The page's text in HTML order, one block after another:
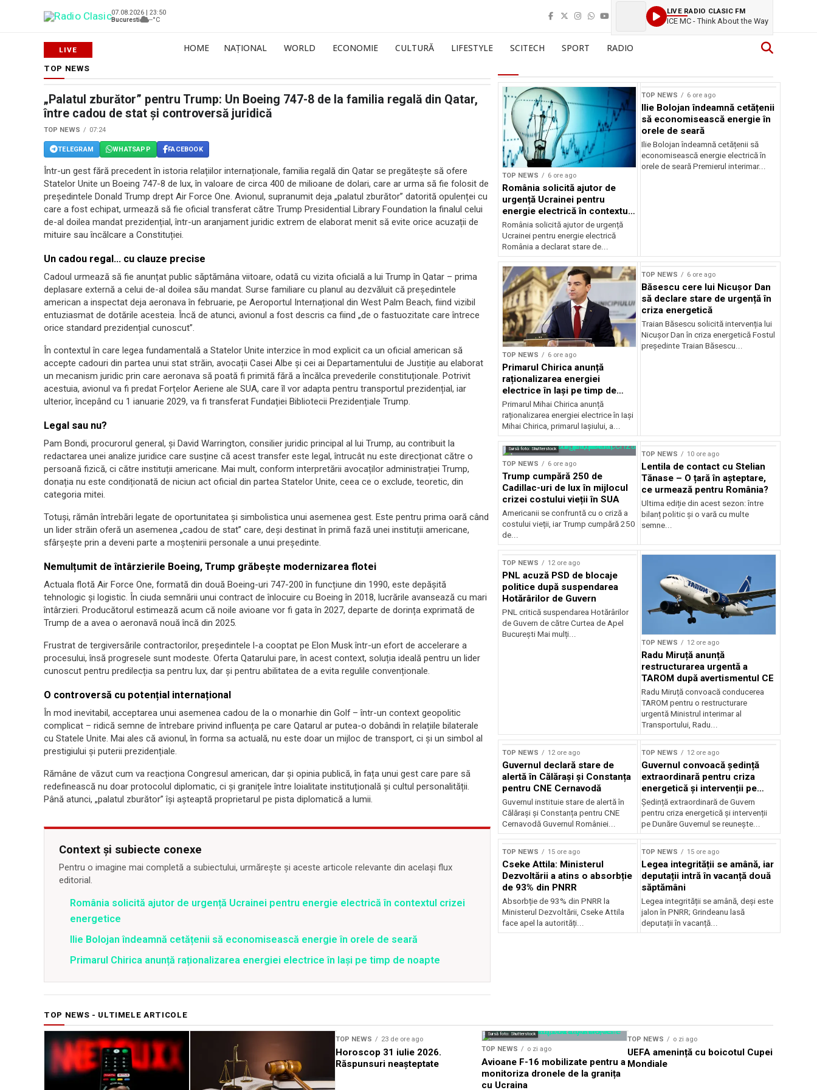
07.08.2026 | 23:50
Bucuresti
--°C
LIVE RADIO CLASIC FM
ICE MC - Think About the Way
HOME NAȚIONAL WORLD ECONOMIE CULTURĂ LIFESTYLE SCITECH SPORT RADIO
TOP NEWS
„Palatul zburător” pentru Trump: Un Boeing 747-8 de la familia regală din Qatar,
între cadou de stat și controversă juridică
TOP NEWS 07:24
TELEGRAM WHATSAPP FACEBOOK
Într-un gest fără precedent în istoria relațiilor internaționale, familia regală din Qatar se pregătește să ofere
Statelor Unite un Boeing 747-8 de lux, în valoare de circa 400 de milioane de dolari, care ar urma să fie folosit de
președintele Donald Trump drept Air Force One. Avionul, supranumit deja „palatul zburător” datorită opulenței cu
care a fost echipat, urmează să fie oficial transferat către Trump Presidential Library Foundation la finalul celui
de-al doilea mandat prezidențial, într-un aranjament juridic extrem de elaborat menit să evite orice acuzații de
mituire sau încălcare a Constituției.
Un cadou regal… cu clauze precise
Cadoul urmează să fie anunțat public săptămâna viitoare, odată cu vizita oficială a lui Trump în Qatar – prima
deplasare externă a celui de-al doilea său mandat. Surse familiare cu planul au dezvăluit că președintele
american a inspectat deja aeronava în februarie, pe Aeroportul Internațional din West Palm Beach, fiind vizibil
entuziasmat de dotările acesteia. Încă de atunci, avionul a fost descris ca fiind „de o fastuozitate care întrece
orice standard prezidențial cunoscut”.
În contextul în care legea fundamentală a Statelor Unite interzice în mod explicit ca un oficial american să
accepte cadouri din partea unui stat străin, avocații Casei Albe și cei ai Departamentului de Justiție au elaborat
un mecanism juridic prin care aeronava să poată fi primită fără a încălca prevederile constituționale. Potrivit
acestuia, avionul va fi predat Forțelor Aeriene ale SUA, care îl vor adapta pentru transportul prezidențial, iar
ulterior, începând cu 1 ianuarie 2029, va fi transferat Fundației Bibliotecii Prezidențiale Trump.
Legal sau nu?
Pam Bondi, procurorul general, și David Warrington, consilier juridic principal al lui Trump, au contribuit la
redactarea unei analize juridice care susține că acest transfer este legal, întrucât nu este direcționat către o
persoană fizică, ci către instituții americane. Mai mult, conform interpretării avocaților administrației Trump,
donația nu este condiționată de niciun act oficial din partea Statelor Unite, ceea ce o exclude, teoretic, din
categoria mitei.
Totuși, rămân întrebări legate de oportunitatea și simbolistica unui asemenea gest. Este pentru prima oară când
un lider străin oferă un asemenea „cadou de stat” care, deși destinat în primă fază unei instituții americane,
sfârșește prin a deveni parte a moștenirii personale a unui președinte.
Nemulțumit de întârzierile Boeing, Trump grăbește modernizarea flotei
Actuala flotă Air Force One, formată din două Boeing-uri 747-200 în funcțiune din 1990, este depășită
tehnologic și logistic. În ciuda semnării unui contract de înlocuire cu Boeing în 2018, lucrările avansează cu mari
întârzieri. Producătorul estimează acum că noile avioane vor fi gata în 2027, departe de dorința exprimată de
Trump de a avea o aeronavă nouă încă din 2025.
Frustrat de tergiversările contractorilor, președintele l-a cooptat pe Elon Musk într-un efort de accelerare a
procesului, însă progresele sunt modeste. Oferta Qatarului pare, în acest context, soluția ideală pentru un lider
cunoscut pentru predilecția sa pentru lux, dar și pentru abilitatea de a evita regulile convenționale.
O controversă cu potențial internațional
În mod inevitabil, acceptarea unui asemenea cadou de la o monarhie din Golf – într-un context geopolitic
complicat – ridică semne de întrebare privind influența pe care Qatarul ar putea-o dobândi în relațiile bilaterale
cu Statele Unite. Mai ales că avionul, în forma sa actuală, nu este doar un mijloc de transport, ci și un simbol al
prestigiului și puterii prezidențiale.
Rămâne de văzut cum va reacționa Congresul american, dar și opinia publică, în fața unui gest care pare să
redefinească nu doar protocolul diplomatic, ci și granițele între loialitate instituțională și cultul personalității.
Până atunci, „palatul zburător” își așteaptă proprietarul pe pista diplomatică a lumii.
Context și subiecte conexe
Pentru o imagine mai completă a subiectului, urmărește și aceste articole relevante din același flux
editorial.
România solicită ajutor de urgență Ucrainei pentru energie electrică în contextul crizei
energetice
Ilie Bolojan îndeamnă cetățenii să economisească energie în orele de seară
Primarul Chirica anunță raționalizarea energiei electrice în Iași pe timp de noapte
TOP NEWS 6 ore ago
România solicită ajutor de
urgență Ucrainei pentru
energie electrică în contextul
crizei energetice
România solicită ajutor de urgență
Ucrainei pentru energie electrică
România a declarat stare de...
TOP NEWS 6 ore ago
Ilie Bolojan îndeamnă cetățenii
să economisească energie în
orele de seară
Ilie Bolojan îndeamnă cetățenii să
economisească energie electrică în
orele de seară Premierul interimar...
TOP NEWS 6 ore ago
Primarul Chirica anunță
raționalizarea energiei
electrice în Iași pe timp de
noapte
Primarul Mihai Chirica anunță
raționalizarea energiei electrice în Iași
Mihai Chirica, primarul Iașiului, a...
TOP NEWS 6 ore ago
Băsescu cere lui Nicușor Dan
să declare stare de urgență în
criza energetică
Traian Băsescu solicită intervenția lui
Nicușor Dan în criza energetică Fostul
președinte Traian Băsescu...
Sursă foto: Shutterstock
TOP NEWS 6 ore ago
Trump cumpără 250 de
Cadillac-uri de lux în mijlocul
crizei costului vieții în SUA
Americanii se confruntă cu o criză a
costului vieții, iar Trump cumpără 250
de...
TOP NEWS 10 ore ago
Lentila de contact cu Stelian
Tănase – O țară în așteptare,
ce urmează pentru România?
Ultima ediție din acest sezon: între
bilanț politic și o vară cu multe
semne...
TOP NEWS 12 ore ago
PNL acuză PSD de blocaje
politice după suspendarea
Hotărârilor de Guvern
PNL critică suspendarea Hotărârilor
de Guvern de către Curtea de Apel
București Mai mulți...
TOP NEWS 12 ore ago
Radu Miruță anunță
restructurarea urgentă a
TAROM după avertismentul CE
Radu Miruță convoacă conducerea
TAROM pentru o restructurare
urgentă Ministrul interimar al
Transportului, Radu...
TOP NEWS 12 ore ago
Guvernul declară stare de
alertă în Călărași și Constanța
pentru CNE Cernavodă
Guvernul instituie stare de alertă în
Călărași și Constanța pentru CNE
Cernavodă Guvernul României...
TOP NEWS 12 ore ago
Guvernul convoacă ședință
extraordinară pentru criza
energetică și intervenții pe
Dunăre
Ședință extraordinară de Guvern
pentru criza energetică și intervenții
pe Dunăre Guvernul se reunește...
TOP NEWS 15 ore ago
Cseke Attila: Ministerul
Dezvoltării a atins o absorbție
de 93% din PNRR
Absorbție de 93% din PNRR la
Ministerul Dezvoltării, Cseke Attila
face apel la autorități...
TOP NEWS 15 ore ago
Legea integrității se amână, iar
deputații intră în vacanță două
săptămâni
Legea integrității se amână, deși este
jalon în PNRR; Grindeanu lasă
deputații în vacanță...
TOP NEWS - ULTIMELE ARTICOLE
TOP NEWS 23 de ore ago
Horoscop 31 iulie 2026.
Răspunsuri neașteptate
Sursă foto: Shutterstock
TOP NEWS o zi ago
Avioane F-16 mobilizate pentru a
monitoriza dronele de la granița
cu Ucraina
TOP NEWS o zi ago
UEFA amenință cu boicotul Cupei
Mondiale